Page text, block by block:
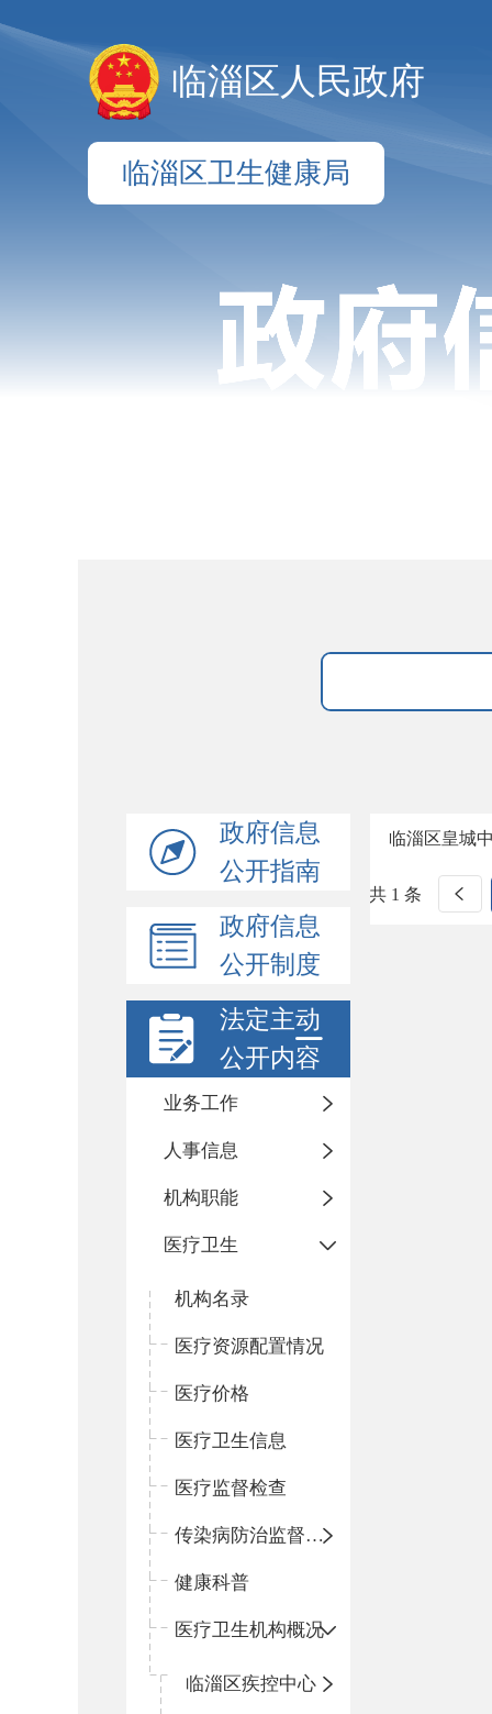
临淄区人民政府
临淄区卫生健康局
政府信息
公开指南
政府信息
公开制度
法定主动
公开内容
业务工作
人事信息
机构职能
医疗卫生
机构名录
医疗资源配置情况
医疗价格
医疗卫生信息
医疗监督检查
传染病防治监督检查
健康科普
医疗卫生机构概况
临淄区疾控中心
临淄区皇城
共 1 条